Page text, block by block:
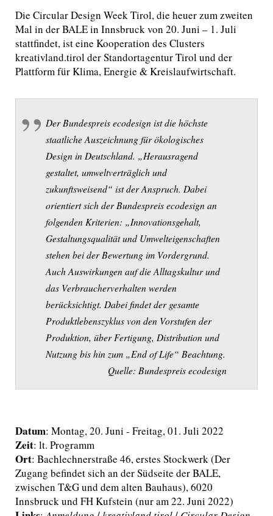
Die Circular Design Week Tirol, die heuer zum zweiten
Mal in der BALE in Innsbruck von 20. Juni – 1. Juli
stattfindet, ist eine Kooperation des Clusters
kreativland.tirol der Standortagentur Tirol und der
Plattform für Klima, Energie & Kreislaufwirtschaft.
Der Bundespreis ecodesign ist die höchste
staatliche Auszeichnung für ökologisches
Design in Deutschland. „Herausragend
gestaltet, umweltverträglich und
zukunftsweisend“ ist der Anspruch. Dabei
orientiert sich der Bundespreis ecodesign an
folgenden Kriterien: „Innovationsgehalt,
Gestaltungsqualität und Umwelteigenschaften
stehen bei der Bewertung im Vordergrund.
Auch Auswirkungen auf die Alltagskultur und
das Verbraucherverhalten werden
berücksichtigt. Dabei findet der gesamte
Produktlebenszyklusvonden Vorstufen der
Produktion, über Fertigung, Distribution und
Nutzung bis hin zum „End of Life“ Beachtung.
Quelle: Bundespreis ecodesign
Datum: Montag, 20. Juni - Freitag, 01. Juli 2022
Zeit: lt. Programm
Ort: Bachlechnerstraße 46, erstes Stockwerk (Der
Zugang befindet sich an der Südseite der BALE,
zwischen T&G und dem alten Bauhaus), 6020
Innsbruck und FH Kufstein (nur am 22. Juni 2022)